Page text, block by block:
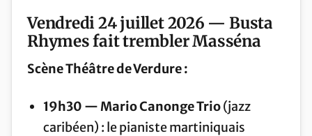
Vendredi 24 juillet 2026 — Busta
Rhymes fait trembler Masséna
Scène Théâtre de Verdure :
19h30 — Mario Canonge Trio(jazz
caribéen) : le pianiste martiniquais